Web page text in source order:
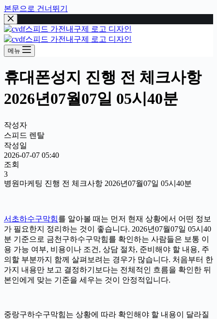
본문으로 건너뛰기
메뉴
휴대폰성지 진행 전 체크사항
2026년07월07일 05시40분
작성자
스피드 렌탈
작성일
2026-07-07 05:40
조회
3
병원마케팅 진행 전 체크사항 2026년07월07일 05시40분
서초하수구막힘를 알아볼 때는 먼저 현재 상황에서 어떤 정보
가 필요한지 정리하는 것이 좋습니다. 2026년07월07일 05시40
분 기준으로 금천구하수구막힘를 확인하는 사람들은 보통 이
용 가능 여부, 비용이나 조건, 상담 절차, 준비해야 할 내용, 주
의할 부분까지 함께 살펴보려는 경우가 많습니다. 처음부터 한
가지 내용만 보고 결정하기보다는 전체적인 흐름을 확인한 뒤
본인에게 맞는 기준을 세우는 것이 안정적입니다.
중랑구하수구막힘는 상황에 따라 확인해야 할 내용이 달라질